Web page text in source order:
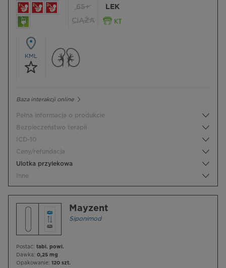
65+
CIĄŻA
LEK
KML
Baza interakcji online
Pełna informacja o produkcie
Bezpieczeństwo terapii
ICD-10
Ceny/refundacja
Ulotka przylekowa
Inne
Mayzent
Siponimod
Postać: tabl. powl.
Dawka: 0,25 mg
Opakowanie: 120 szt.